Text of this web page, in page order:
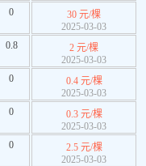
0
30 元/棵
2025-03-03
0.8
2 元/棵
2025-03-03
0
0.4 元/棵
2025-03-03
0
0.3 元/棵
2025-03-03
0
2.5 元/棵
2025-03-03